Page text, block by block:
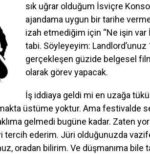
sık uğrar olduğum İsviçre
ajandama uygun bir tarihe
izah etmediğim için “Ne işin
tabi. Söyleyeyim:
gerçekleşen güzide belgesel
olarak görev yapacak.
İş iddiaya geldi mi en uzağa
üstüme yoktur. Ama festivalde
gelmedi bugüne kadar. Zaten
tercih ederim. Jüri olduğunuzda
oradan bilirim. Ve düşmanıma bile